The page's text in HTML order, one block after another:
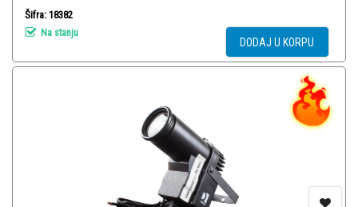
Šifra: 18382
Na stanju
DODAJ U KORPU